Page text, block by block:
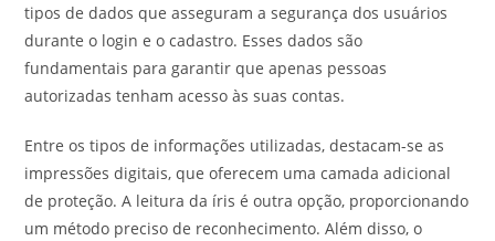
tipos de dados que asseguram a segurança dos usuários
durante o login e o cadastro. Esses dados são
fundamentais para garantir que apenas pessoas
autorizadas tenham acesso às suas contas.
Entre os tipos de informações utilizadas, destacam-se as
impressões digitais, que oferecem uma camada adicional
de proteção. A leitura da íris é outra opção, proporcionando
um método preciso de reconhecimento. Além disso, o